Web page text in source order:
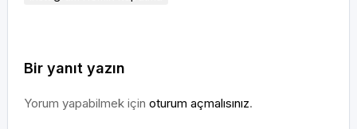
Bir yanıt yazın
Yorum yapabilmek için oturum açmalısınız.